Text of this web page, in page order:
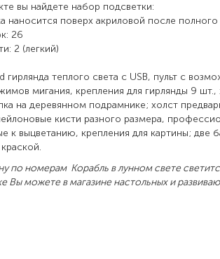
вы найдете набор подсветки:
наносится поверх акриловой после
26
2 (легкий)
гирлянда теплого света с USB, пульт с
мигания, крепления для гирлянды 9 шт.,
на деревянном подрамнике; холст
кисти разного размера,
к выцветанию, крепления для картины; две
номерам Корабль в лунном свете
Вы можете в магазине настольных и